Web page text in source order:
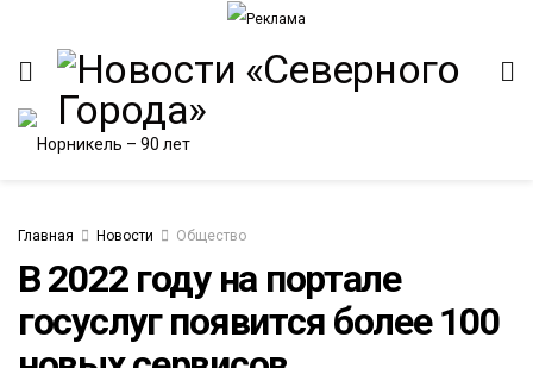
Главная Новости Общество
В 2022 году на портале
госуслуг появится более 100